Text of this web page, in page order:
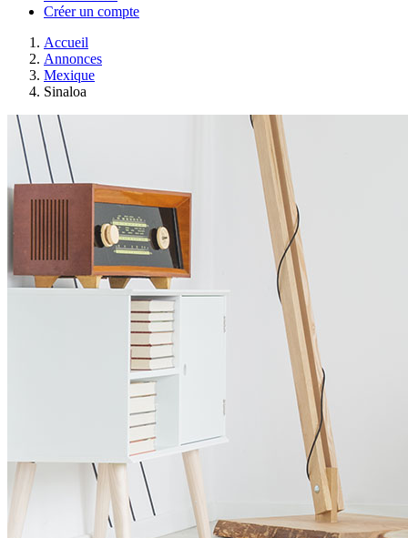
Créer un compte
Accueil
Annonces
Mexique
Sinaloa